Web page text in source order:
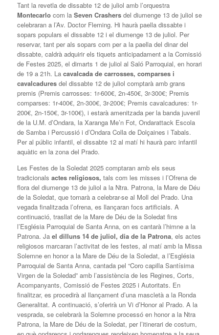
Tant la revetla de dissabte 12 de juliol amb l’orquestra
Montecarlo com la Seven Crashers del diumenge 13 de juliol se
celebraran a l’Av. Doctor Fleming. Hi haurà paella dissabte i
sopars populars el dissabte 12 i el diumenge 13 de juliol. Per
reservar, tant per als sopars com per a la paella del dinar del
dissabte, caldrà adquirir els tiquets anticipadament a la Comissió
de Festes 2025, el dimarts 1 de juliol al Saló Parroquial, en horari
de 19 a 21h. La cavalcada de carrosses, comparses i
cavalcadures del dissabte 12 de juliol comptarà amb grans
premis (Premis carrosses: 1r-600€, 2n-450€, 3r-300€; Premis
comparses: 1r-400€, 2n-300€, 3r-200€; Premis cavalcadures: 1r-
200€, 2n-150€, 3r-100€), i estarà amenitzada per la banda juvenil
de la U.M. d’Ondara, la Xaranga Me’n Fot, Ondarattack Escola
de Samba i Percussió i d’Ondara Colla de Dolçaines i Tabals.
Per al públic infantil, el dissabte 12 al matí hi haurà parc infantil
aquàtic en la zona del Prado.
Les Festes de la Soledat 2025 comptaran amb els seus
tradicionals actes religiosos, tals com les misses i l’Ofrena de
flora del diumenge 13 de juliol a la Ntra. Patrona, la Mare de Déu
de la Soledat, que tornarà a celebrar-se al Moll del Prado. Una
vegada finalitzada l’ofrena, es llançaran focs artificials. A
continuació, trasllat de la Mare de Déu de la Soledat fins
l’Església Parroquial de Santa Anna, on es cantarà l’himne a la
Patrona. Ja el dilluns 14 de juliol, dia de la Patrona, els actes
religiosos marcaran l’activitat de les festes, al matí amb la Missa
Solemne en honor a la Mare de Déu de la Soledat, a l’Església
Parroquial de Santa Anna, cantada pel “Coro capilla Santísima
Virgen de la Soledad” amb l’assistència de les Regines, Corts,
Acompanyants, Comissió de Festes 2025 i Autoritats. En
finalitzar, es procedirà al llançament d’una mascletà a la Ronda
Generalitat. A continuació, s’oferirà un Vi d’Honor al Prado. A la
vesprada, se celebrarà la Solemne processó en honor a la Ntra
Patrona, la Mare de Déu de la Soledat, per l’itinerari de costum,